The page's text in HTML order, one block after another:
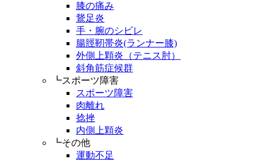
膝の痛み
鵞足炎
手・腕のシビレ
腸脛靭帯炎(ランナー膝)
外側上顆炎（テニス肘）
斜角筋症候群
┗スポーツ障害
スポーツ障害
肉離れ
捻挫
内側上顆炎
┗その他
運動不足